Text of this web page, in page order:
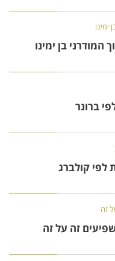
המודרני בן ימינו
קולברג
זה על זה